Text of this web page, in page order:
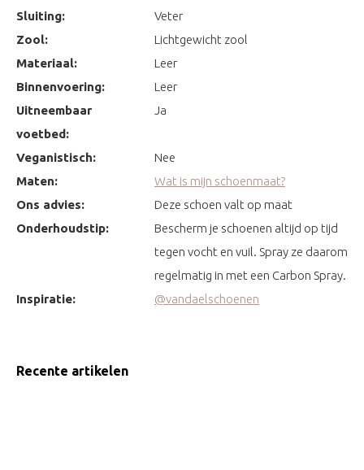
Sluiting:
Veter
Zool:
Lichtgewicht zool
Materiaal:
Leer
Binnenvoering:
Leer
Uitneembaar
voetbed:
Ja
Veganistisch:
Nee
Maten:
Wat is mijn schoenmaat?
Ons advies:
Deze schoen valt op maat
Onderhoudstip:
Bescherm je schoenen altijd op tijd
tegen vocht en vuil. Spray ze daarom
regelmatig in met een Carbon Spray.
Inspiratie:
@vandaelschoenen
Recente artikelen